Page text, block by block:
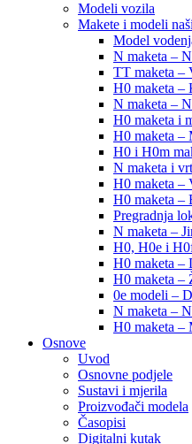
Modeli vozila
Makete i modeli
Model
N maketa –
TT maketa –
H0 maketa –
N maketa –
H0 maketa i
H0 maketa –
H0 i H0m
N maketa i
H0 maketa –
H0 maketa –
Pregradnja
N maketa –
H0, H0e i
H0 maketa –
H0 maketa –
0e modeli –
N maketa –
H0 maketa –
Osnove
Uvod
Osnovne podjele
Sustavi i mjerila
Proizvođači modela
Časopisi
Digitalni kutak